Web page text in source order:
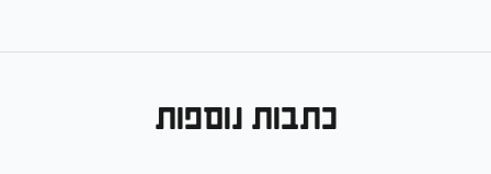
כתבות נוספות